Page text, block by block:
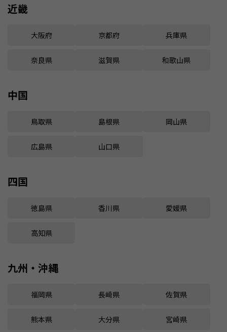
近畿
大阪府 京都府 兵庫県
奈良県 滋賀県 和歌山県
中国
鳥取県 島根県 岡山県
広島県 山口県
四国
徳島県 香川県 愛媛県
高知県
九州・沖縄
福岡県 長崎県 佐賀県
熊本県 大分県 宮崎県